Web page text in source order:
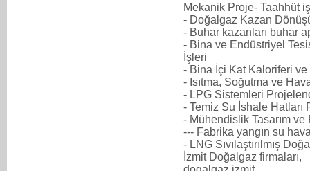
Mekanik Proje- Taahhüt
- Doğalgaz Kazan
- Buhar kazanları buhar
- Bina ve Endüstriyel
İşleri
- Bina İçi Kat Kaloriferi ve
- Isıtma, Soğutma ve
- LPG Sistemleri
- Temiz Su İshale Hatları
- Mühendislik Tasarım ve
--- Fabrika yangın su
- LNG Sıvılaştırılmış
İzmit Doğalgaz firmaları,